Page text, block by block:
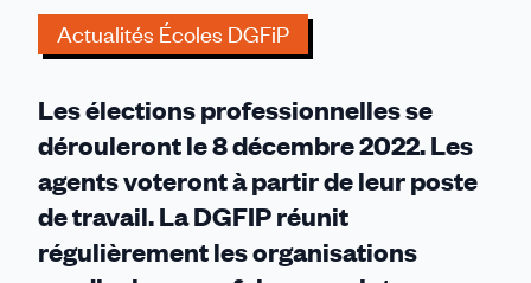
Actualités Écoles DGFiP
Les élections professionnelles se
dérouleront le 8 décembre 2022. Les
agents voteront à partir de leur poste
de travail. La DGFIP réunit
régulièrement les organisations